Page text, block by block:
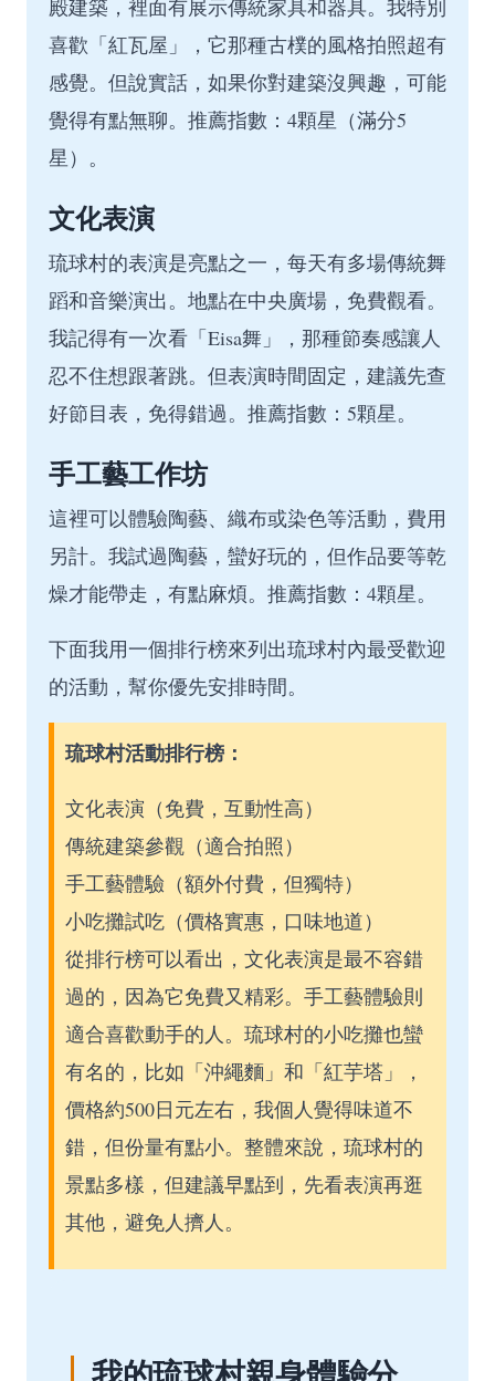
殿建築，裡面有展示傳統家具和器具。我特別
喜歡「紅瓦屋」，它那種古樸的風格拍照超有
感覺。但說實話，如果你對建築沒興趣，可能
覺得有點無聊。推薦指數：4顆星（滿分5
星）。
文化表演
琉球村的表演是亮點之一，每天有多場傳統舞
蹈和音樂演出。地點在中央廣場，免費觀看。
我記得有一次看「Eisa舞」，那種節奏感讓人
忍不住想跟著跳。但表演時間固定，建議先查
好節目表，免得錯過。推薦指數：5顆星。
手工藝工作坊
這裡可以體驗陶藝、織布或染色等活動，費用
另計。我試過陶藝，蠻好玩的，但作品要等乾
燥才能帶走，有點麻煩。推薦指數：4顆星。
下面我用一個排行榜來列出琉球村內最受歡迎
的活動，幫你優先安排時間。
琉球村活動排行榜：
文化表演（免費，互動性高）
傳統建築參觀（適合拍照）
手工藝體驗（額外付費，但獨特）
小吃攤試吃（價格實惠，口味地道）
從排行榜可以看出，文化表演是最不容錯
過的，因為它免費又精彩。手工藝體驗則
適合喜歡動手的人。琉球村的小吃攤也蠻
有名的，比如「沖繩麵」和「紅芋塔」，
價格約500日元左右，我個人覺得味道不
錯，但份量有點小。整體來說，琉球村的
景點多樣，但建議早點到，先看表演再逛
其他，避免人擠人。